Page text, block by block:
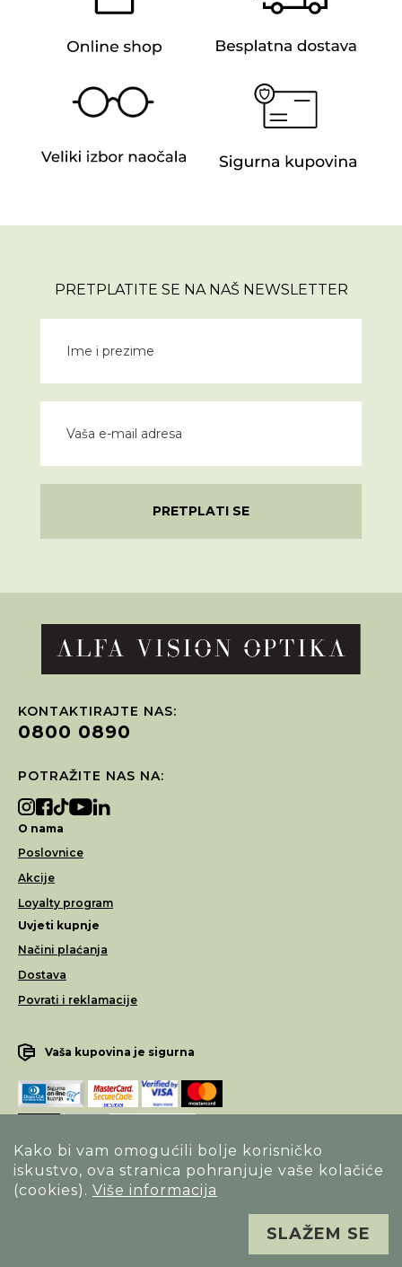
Kako bi vam omogućili bolje korisničko
iskustvo, ova stranica pohranjuje vaše kolačiće
(cookies). Više informacija
SLAŽEM SE
PRETPLATITE SE NA NAŠ NEWSLETTER
PRETPLATI SE
KONTAKTIRAJTE NAS:
0800 0890
POTRAŽITE NAS NA:
O nama
Poslovnice
Akcije
Loyalty program
Uvjeti kupnje
Načini plaćanja
Dostava
Povrati i reklamacije
Vaša kupovina je sigurna
Opći uvjeti poslovanja
Sva prava pridržana. Alfa Vision optika ©